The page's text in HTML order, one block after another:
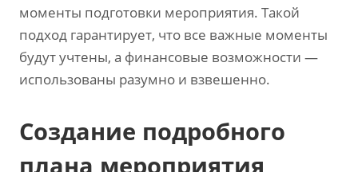
моменты подготовки мероприятия. Такой
подход гарантирует‚ что все важные моменты
будут учтены‚ а финансовые возможности —
использованы разумно и взвешенно.
Создание подробного
плана мероприятия